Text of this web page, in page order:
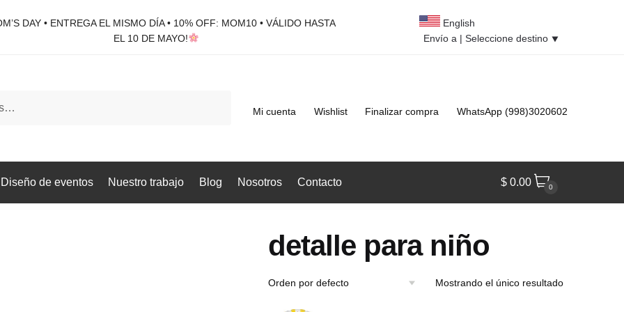
DAY • ENTREGA EL MISMO DÍA • 10% OFF: MOM10 • VÁLIDO HASTA
EL 10 DE MAYO!
English
Envío a | Seleccione destino ⯆
Mi cuenta Wishlist Finalizar compra WhatsApp (998)3020602
de eventos Nuestro trabajo Blog Nosotros Contacto $ 0.00 0
detalle para niño
Mostrando el único resultado